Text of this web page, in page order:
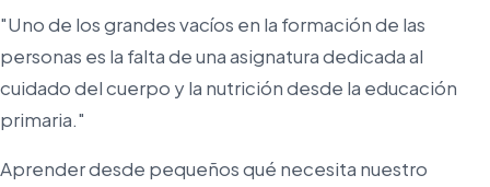
"Uno de los grandes vacíos en la formación de las
personas es la falta de una asignatura dedicada al
cuidado del cuerpo y la nutrición desde la educación
primaria."
Aprender desde pequeños qué necesita nuestro